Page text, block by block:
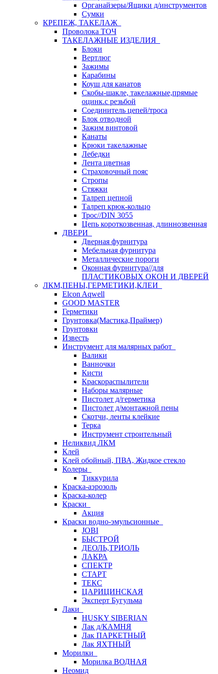
Органайзеры/Ящики д/инструментов
Сумки
КРЕПЕЖ, ТАКЕЛАЖ
Проволока ТОЧ
ТАКЕЛАЖНЫЕ ИЗДЕЛИЯ
Блоки
Вертлюг
Зажимы
Карабины
Коуш для канатов
Скобы-шакле, такелажные,прямые
оцинк.с резьбой
Соединитель цепей/троса
Блок отводной
Зажим винтовой
Канаты
Крюки такелажные
Лебедки
Лента цветная
Страховочный пояс
Стропы
Стяжки
Талреп цепной
Талреп крюк-кольцо
Трос//DIN 3055
Цепь короткозвенная, длиннозвенная
ДВЕРИ
Дверная фурнитура
Мебельная фурнитура
Металлические пороги
Оконная фурнитура//для
ПЛАСТИКОВЫХ ОКОН И ДВЕРЕЙ
ЛКМ,ПЕНЫ,ГЕРМЕТИКИ,КЛЕИ
Elcon Aqwell
GOOD MASTER
Герметики
Грунтовка(Мастика,Праймер)
Грунтовки
Известь
Инструмент для малярных работ
Валики
Ванночки
Кисти
Краскораспылители
Наборы малярные
Пистолет д/герметика
Пистолет д/монтажной пены
Скотчи, ленты клейкие
Терка
Инструмент строительный
Неликвид ЛКМ
Клей
Клей обойный, ПВА, Жидкое стекло
Колеры
Тиккурила
Краска-аэрозоль
Краска-колер
Краски
Акция
Краски водно-эмульсионные
JOBI
БЫСТРОЙ
ДЕОЛЬ,ТРИОЛЬ
ЛАКРА
СПЕКТР
СТАРТ
ТЕКС
ЦАРИЦИНСКАЯ
Эксперт Бугульма
Лаки
HUSKY SIBERIAN
Лак д/КАМНЯ
Лак ПАРКЕТНЫЙ
Лак ЯХТНЫЙ
Морилки
Морилка ВОДНАЯ
Неомид